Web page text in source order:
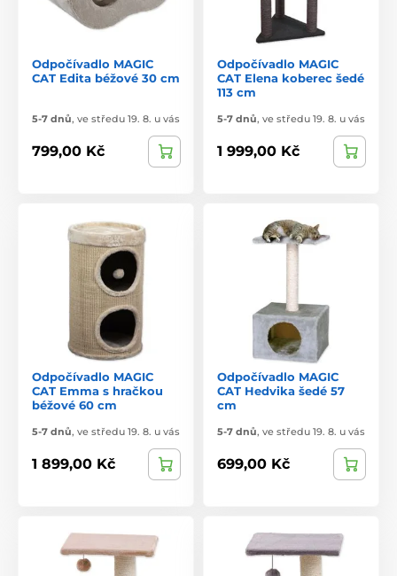
Odpočívadlo MAGIC
CAT Edita béžové 30 cm
5-7 dnů, ve středu 19. 8. u vás
799,00 Kč
Odpočívadlo MAGIC
CAT Elena koberec šedé
113 cm
5-7 dnů, ve středu 19. 8. u vás
1 999,00 Kč
Odpočívadlo MAGIC
CAT Emma s hračkou
béžové 60 cm
5-7 dnů, ve středu 19. 8. u vás
1 899,00 Kč
Odpočívadlo MAGIC
CAT Hedvika šedé 57
cm
5-7 dnů, ve středu 19. 8. u vás
699,00 Kč